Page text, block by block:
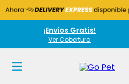
¡Envíos Gratis!
Ver Cobertura